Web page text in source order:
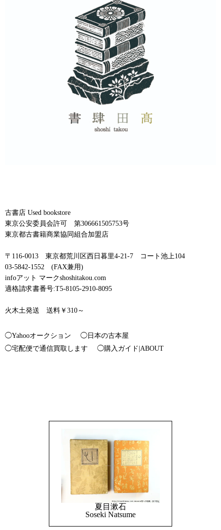
古書店 Used bookstore
東京公安委員会許可 第306661505753号
東京都古書籍商業協同組合加盟店
〒116-0013 東京都荒川区西日暮里4-21-7 コート池上104
03-5842-1552 (FAX兼用)
infoアット マークshoshitakou.com
適格請求書番号:T5-8105-2910-8095
火木土発送 送料￥310～
◯Yahooオークション
◯日本の古本屋
◯宅配便で通信買取します
◯購入ガイド|ABOUT
夏目漱石
Soseki Natsume